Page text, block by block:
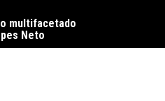
multifacetado
Neto
Delírios